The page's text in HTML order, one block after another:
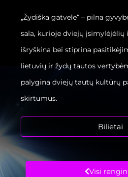
„Žydiška gatvelė“ – pilna
sala, kurioje dviejų įsimylėjėlių
išryškina bei stiprina
lietuvių ir žydų tautos
palygina dviejų tautų kultūrų
skirtumus.
Bilietai
Visi